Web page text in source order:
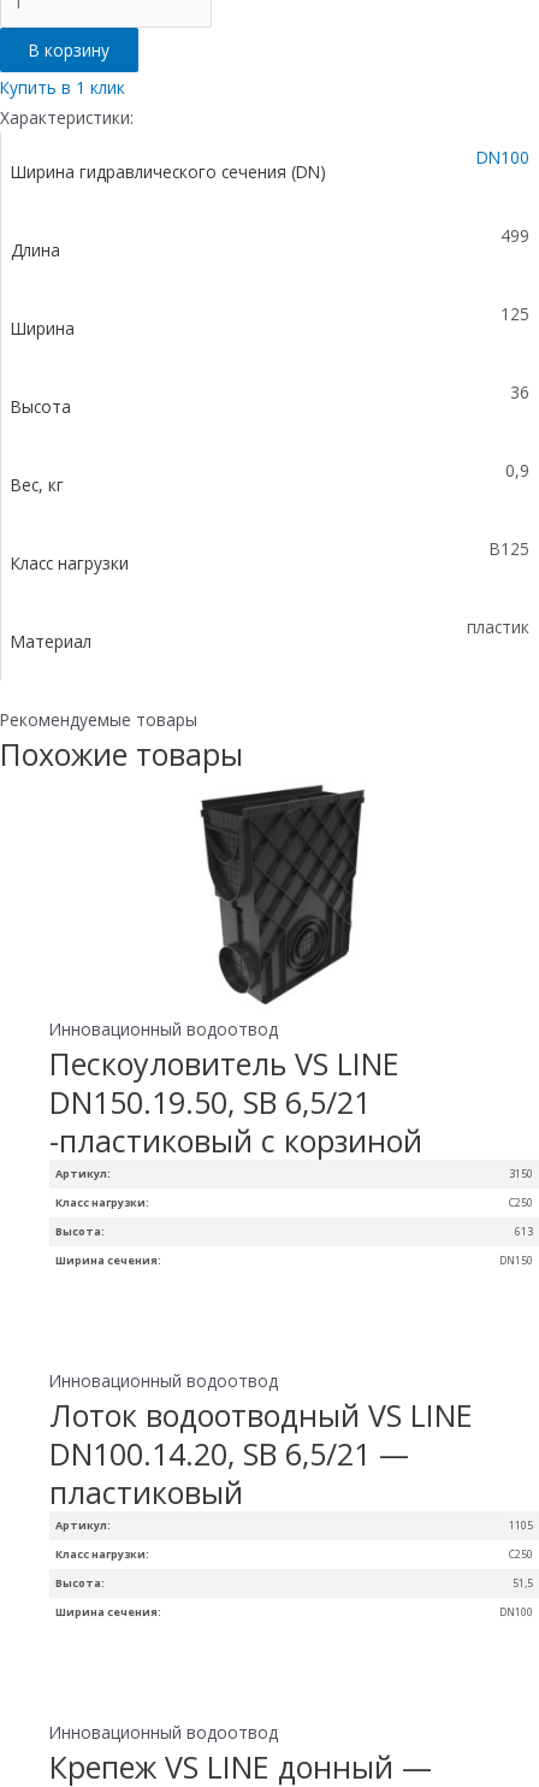
товара
Решетка
водоприемная
VS
LINE
DN100.13.50
пластиковая
крепежом
В корзину
Купить в 1 клик
Характеристики:
Ширина гидравлического сечения (DN)
DN100
Длина
499
Ширина
125
Высота
36
Вес, кг
0,9
Класс нагрузки
B125
Материал
пластик
Рекомендуемые товары
Похожие товары
Артикул: 3150
Ширина сечения: DN150
Высота: 613
Класс нагрузки: С250
Инновационный водоотвод
Пескоуловитель VS LINE
DN150.19.50, SB 6,5/21
-пластиковый с корзиной
Артикул: 1105
Ширина сечения: DN100
Высота: 51,5
Класс нагрузки: С250
Инновационный водоотвод
Лоток водоотводный VS LINE
DN100.14.20, SB 6,5/21 —
пластиковый
Инновационный водоотвод
Крепеж VS LINE донный —